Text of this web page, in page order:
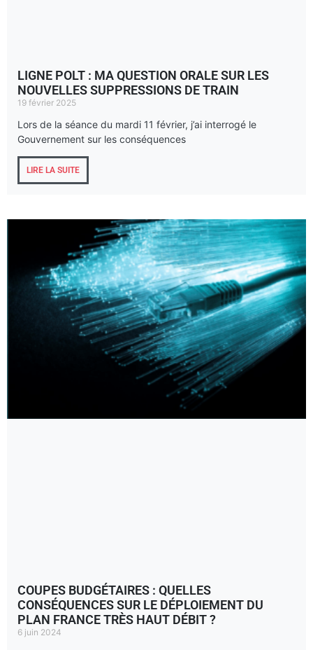
LIGNE POLT : MA QUESTION ORALE SUR LES
NOUVELLES SUPPRESSIONS DE TRAIN
19 février 2025
Lors de la séance du mardi 11 février, j’ai interrogé le
Gouvernement sur les conséquences
LIRE LA SUITE
COUPES BUDGÉTAIRES : QUELLES
CONSÉQUENCES SUR LE DÉPLOIEMENT DU
PLAN FRANCE TRÈS HAUT DÉBIT ?
6 juin 2024